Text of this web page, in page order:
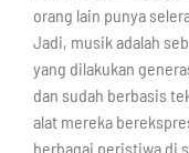
orang lain punya
Jadi, musik adalah
yang dilakukan
dan sudah berbasis
alat mereka
berbagai peristiwa di